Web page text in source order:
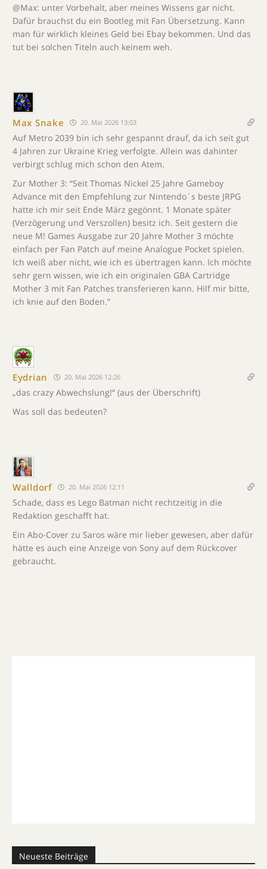
@Max: unter Vorbehalt, aber meines Wissens gar nicht.
Dafür brauchst du ein Bootleg mit Fan Übersetzung. Kann
man für wirklich kleines Geld bei Ebay bekommen. Und das
tut bei solchen Titeln auch keinem weh.
Max Snake 20. Mai 2026 13:03
Auf Metro 2039 bin ich sehr gespannt drauf, da ich seit gut
4 Jahren zur Ukraine Krieg verfolgte. Allein was dahinter
verbirgt schlug mich schon den Atem.
Zur Mother 3: “Seit Thomas Nickel 25 Jahre Gameboy
Advance mit den Empfehlung zur Nintendo´s beste JRPG
hatte ich mir seit Ende März gegönnt. 1 Monate später
(Verzögerung und Verszollen) besitz ich. Seit gestern die
neue M! Games Ausgabe zur 20 Jahre Mother 3 möchte
einfach per Fan Patch auf meine Analogue Pocket spielen.
Ich weiß aber nicht, wie ich es übertragen kann. Ich möchte
sehr gern wissen, wie ich ein originalen GBA Cartridge
Mother 3 mit Fan Patches transferieren kann. Hilf mir bitte,
ich knie auf den Boden.”
Eydrian 20. Mai 2026 12:26
„das crazy Abwechslung!“ (aus der Überschrift)
Was soll das bedeuten?
Walldorf 20. Mai 2026 12:11
Schade, dass es Lego Batman nicht rechtzeitig in die
Redaktion geschafft hat.
Ein Abo-Cover zu Saros wäre mir lieber gewesen, aber dafür
hätte es auch eine Anzeige von Sony auf dem Rückcover
gebraucht.
Neueste Beiträge